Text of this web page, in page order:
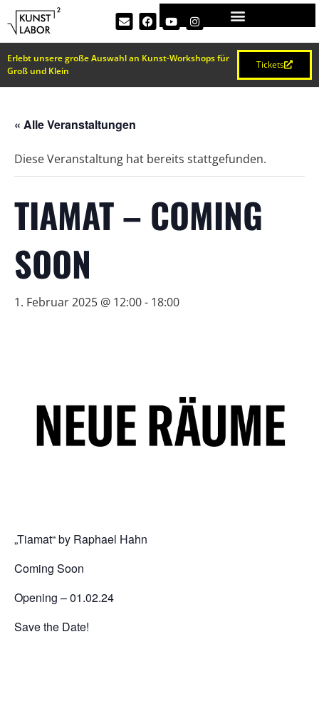
Erlebt unsere große Auswahl an Kunst-Workshops für
Groß und Klein
Tickets
« Alle Veranstaltungen
Diese Veranstaltung hat bereits stattgefunden.
TIAMAT – COMING
SOON
1. Februar 2025 @ 12:00- 18:00
„Tiamat“ by Raphael Hahn
Coming Soon
Opening – 01.02.24
Save the Date!